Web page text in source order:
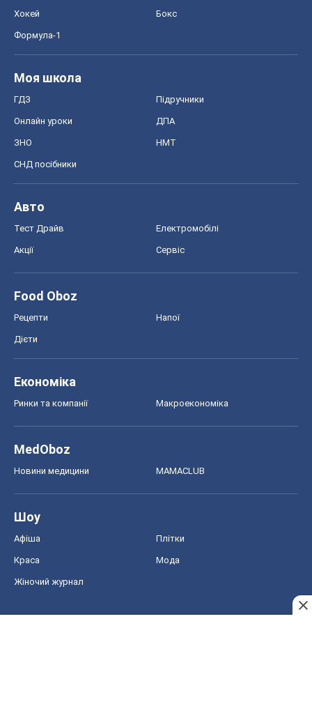
Хокей Бокс
Формула-1
Моя школа
ГДЗ Підручники
Онлайн уроки ДПА
ЗНО НМТ
СНД посібники
Авто
Тест Драйв Електромобілі
Акції Сервіс
Food Oboz
Рецепти Напої
Дієти
Економіка
Ринки та компанії Макроекономіка
MedOboz
Новини медицини MAMACLUB
Шоу
Афіша Плітки
Краса Мода
Жіночий журнал